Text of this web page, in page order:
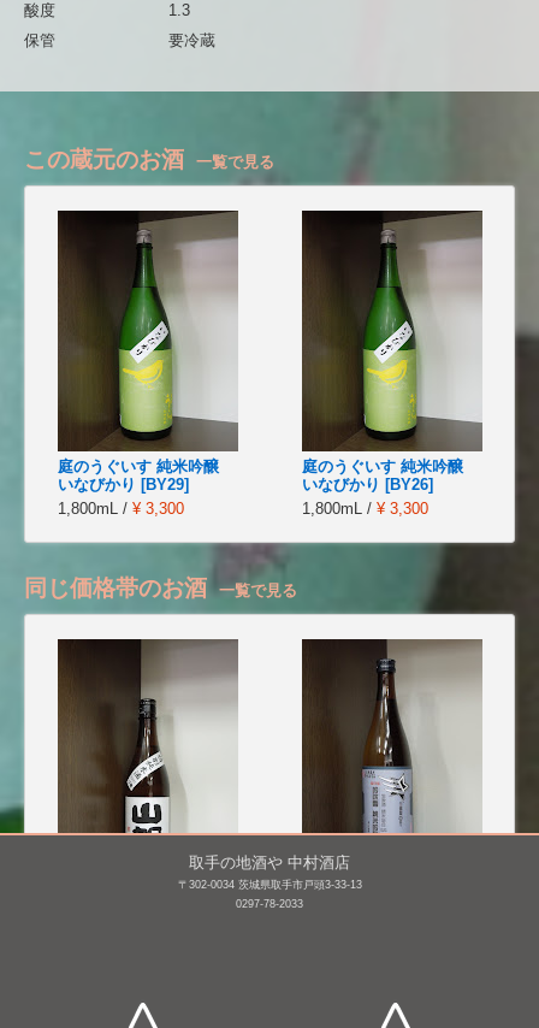
酸度
1.3
保管
要冷蔵
この蔵元のお酒 一覧で見る
庭のうぐいす 純米吟醸
いなびかり [BY29]
1,800mL / ¥ 3,300
庭のうぐいす 純米吟醸
いなびかり [BY26]
1,800mL / ¥ 3,300
同じ価格帯のお酒 一覧で見る
山間 特別純米酒 仕込み7
三連星 純米吟醸 無濾過
生原酒 番外編 吟吹雪
取手の地酒や 中村酒店
〒302-0034 茨城県取手市戸頭3-33-13
0297-78-2033